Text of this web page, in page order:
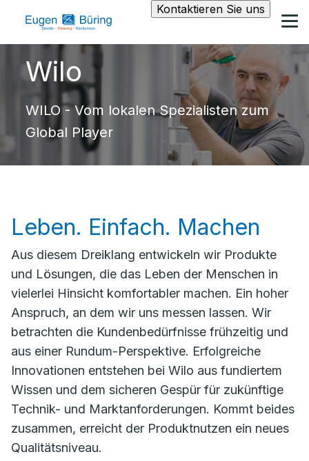
Kontaktieren Sie uns
Wilo
WILO - Vom lokalen Spezialisten zum
Global Player
Leben. Einfach. Machen
Aus diesem Dreiklang entwickeln wir Produkte
und Lösungen, die das Leben der Menschen in
vielerlei Hinsicht komfortabler machen. Ein hoher
Anspruch, an dem wir uns messen lassen. Wir
betrachten die Kundenbedürfnisse frühzeitig und
aus einer Rundum-Perspektive. Erfolgreiche
Innovationen entstehen bei Wilo aus fundiertem
Wissen und dem sicheren Gespür für zukünftige
Technik- und Marktanforderungen. Kommt beides
zusammen, erreicht der Produktnutzen ein neues
Qualitätsniveau.